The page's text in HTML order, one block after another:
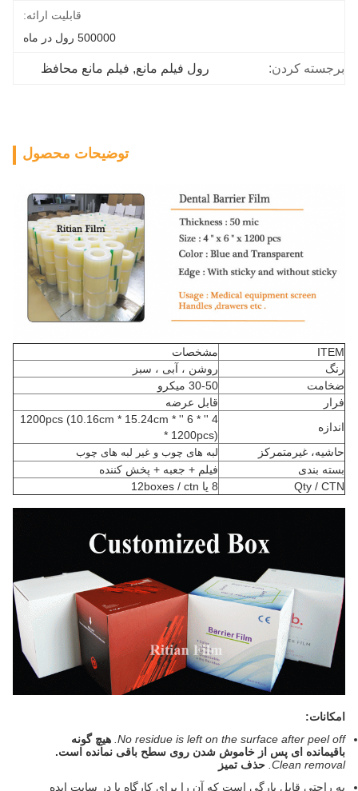
قابلیت ارائه:
500000 رول در ماه
برجسته کردن: رول فیلم مانع, فیلم مانع محافظ
توضیحات محصول
ITEM
مشخصات
رنگ
روشن ، آبی ، سبز
ضخامت
30-50 میکرو
فرار
قابل عرضه
اندازه
4 '' * 6 '' * 1200pcs (10.16cm * 15.24cm
* 1200pcs)
حاشیه، غیرمتمرکز
لبه های چوب و غیر لبه های چوب
بسته بندی
فیلم + جعبه + پخش کننده
Qty / CTN
امکانات:
No residue is left on the surface after peel off.
هیچ گونه
باقیمانده ای پس از خاموش شدن روی سطح باقی نمانده است.
Clean removal.
حذف تمیز
به راحتی قابل پارگی است که آن را برای کارگاه یا در سایت ایده